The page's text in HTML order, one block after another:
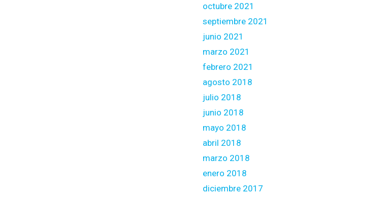
octubre 2021
septiembre 2021
junio 2021
marzo 2021
febrero 2021
agosto 2018
julio 2018
junio 2018
mayo 2018
abril 2018
marzo 2018
enero 2018
diciembre 2017